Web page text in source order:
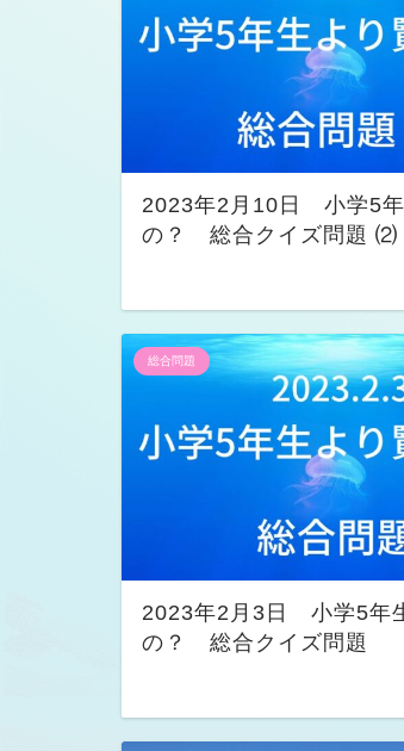
2023年2月10日 小学5年
の？ 総合クイズ問題 ⑵
総合問題
2023年2月3日 小学5年
の？ 総合クイズ問題